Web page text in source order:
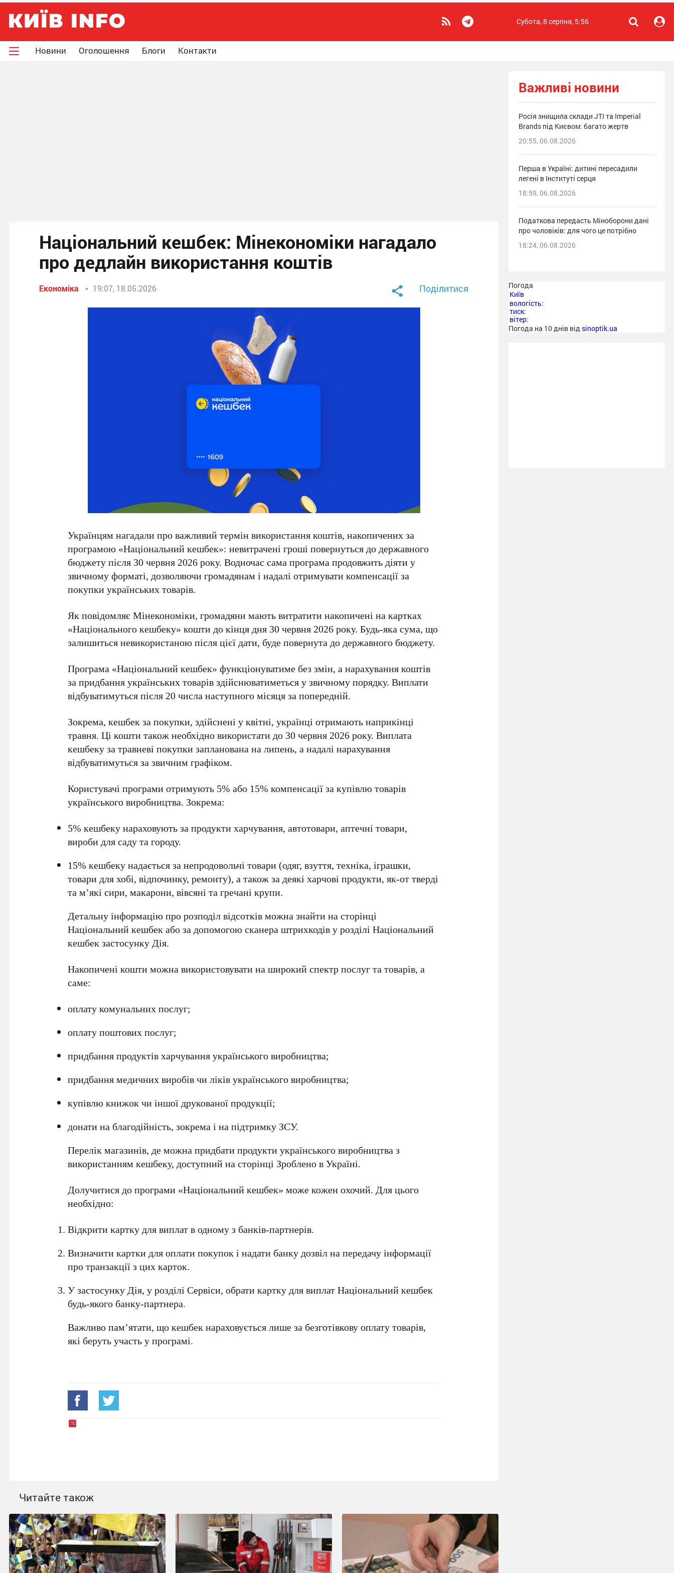
Субота, 8 серпня, 5:56
Новини Оголошення Блоги Контакти
Національний кешбек: Мінекономіки нагадало
про дедлайн використання коштів
Економіка 19:07, 18.05.2026 Поділитися
Українцям нагадали про важливий термін використання коштів, накопичених за
програмою «Національний кешбек»: невитрачені гроші повернуться до державного
бюджету після 30 червня 2026 року. Водночас сама програма продовжить діяти у
звичному форматі, дозволяючи громадянам і надалі отримувати компенсації за
покупки українських товарів.
Як повідомляєМінекономіки, громадяни мають витратити накопичені на картках
«Національного кешбеку» кошти до кінця дня 30 червня 2026 року. Будь-яка сума, що
залишиться невикористаною після цієї дати, буде повернута до державного бюджету.
Програма «Національний кешбек» функціонуватиме без змін, а нарахування коштів
за придбання українських товарів здійснюватиметься у звичному порядку. Виплати
відбуватимуться після20 числанаступного місяця за попередній.
Зокрема, кешбек за покупки, здійснені уквітні, українці отримають наприкінці
травня. Ці кошти також необхідно використати до 30 червня 2026 року. Виплата
кешбеку за травневі покупки запланована налипень, а надалі нарахування
відбуватимуться за звичним графіком.
Користувачі програми отримують 5% або 15% компенсації за купівлю товарів
українського виробництва. Зокрема:
5% кешбеку нараховують за продукти харчування, автотовари, аптечні товари,
вироби для саду та городу.
15% кешбеку надається за непродовольчі товари (одяг, взуття, техніка, іграшки,
товари для хобі, відпочинку, ремонту), а також за деякі харчові продукти, як-от тверді
та м’які сири, макарони, вівсяні та гречані крупи.
Детальну інформацію про розподіл відсотків можна знайти на сторінці
Національний кешбекабо за допомогою сканера штрихкодів у розділіНаціональний
кешбекзастосункуДія.
Накопичені кошти можна використовувати на широкий спектр послуг та товарів, а
саме:
оплату комунальних послуг;
оплату поштових послуг;
придбання продуктів харчування українського виробництва;
придбання медичних виробів чи ліків українського виробництва;
купівлю книжок чи іншої друкованої продукції;
донати на благодійність, зокрема і на підтримку ЗСУ.
Перелік магазинів, де можна придбати продукти українського виробництва з
використанням кешбеку, доступний на сторінці Зроблено в Україні.
Долучитися до програми «Національний кешбек» може кожен охочий. Для цього
необхідно:
Відкрити картку для виплат в одному з банків-партнерів.
Визначити картки для оплати покупок і надати банку дозвіл на передачу інформації
про транзакції з цих карток.
У застосункуДія, у розділіСервіси, обрати картку для виплатНаціональний кешбек
будь-якого банку-партнера.
Важливо пам’ятати, що кешбек нараховується лише за безготівкову оплату товарів,
які беруть участь у програмі.
Читайте також
Важливі новини
Росія знищила склади JTI та Imperial
Brands під Києвом: багато жертв
20:55, 06.08.2026
Перша в Україні: дитині пересадили
легені в Інституті серця
18:59, 06.08.2026
Податкова передасть Міноборони дані
про чоловіків: для чого це потрібно
18:24, 06.08.2026
Погода
Київ
вологість:
тиск:
вітер:
Погода на 10 днів від sinoptik.ua